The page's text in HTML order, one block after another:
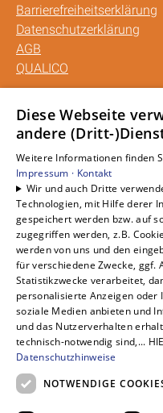
Barrierefreiheitserklärung
Datenschutzerklärung
AGB
QUALICO
Unsere Bereiche
Privatkunden
Gewerbekunden
Karriere
Unternehmen
Kontakt
Diese Webseite
andere (Dritt-
Weitere Informationen finden
Impressum · Kontakt
Wir und auch Dritte
Technologien, mit Hilfe derer
gespeichert werden bzw. auf
zugegriffen werden, z.B.
werden von uns und den
für verschiedene Zwecke, ggf.
Statistikzwecke verarbeitet,
personalisierte Anzeigen
soziale Medien anbieten und
und das Nutzerverhalten
technisch-notwendig sind,...
Datenschutzhinweise
NOTWENDIGE